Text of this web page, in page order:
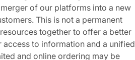
of our platforms into a new
This is not a permanent
together to offer a better
to information and a unified
and online ordering may be